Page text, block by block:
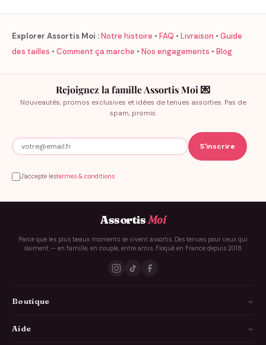
Explorer Assortis Moi :Notre histoire • FAQ • Livraison • Guide
des tailles • Comment ça marche • Nos engagements • Blog
Rejoignez la famille Assortis Moi 💌
Nouveautés, promos exclusives et idées de tenues assorties. Pas de
spam, promis.
J'accepte lestermes & conditions
AssortisMoi
Parce que les plus beaux moments se vivent assortis. Des tenues pour ceux qui
s'aiment — en famille, en couple, entre amis. Floqué en France depuis 2018.
Boutique
Aide